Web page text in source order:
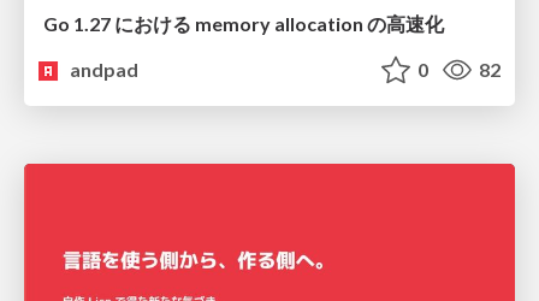
Go 1.27 における memory allocation の高速化
andpad
0 82